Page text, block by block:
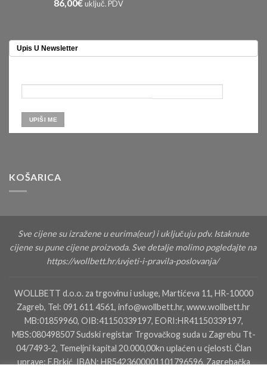
86,00€ uključ. PDV
Upis U Newsletter
KOŠARICA
Sve cijene su izražene u eurima(eur) i uključuju pdv. Istaknute
cijene su pune cijene proizvoda. Sve detalje molimo pogledajte na
https://wollbett.hr/uvjeti-i-pravila-poslovanja/
WOLLBETT d.o.o. za trgovinu i usluge, Martićeva 11, HR-10000
Zagreb, Tel: 091 611 4561, info@wollbett.hr, www.wollbett.hr
MB:01859960, OIB:41150339197, EORI:HR41150339197,
MBS:080498507 Sudski registar Trgovačkog suda u Zagrebu Tt-
04/7493-2, Temeljni kapital 20.000,00kn uplaćen u cjelosti. Član
uprave: F.Brkić IBAN: HR5423600001101796596, Zagrebačka